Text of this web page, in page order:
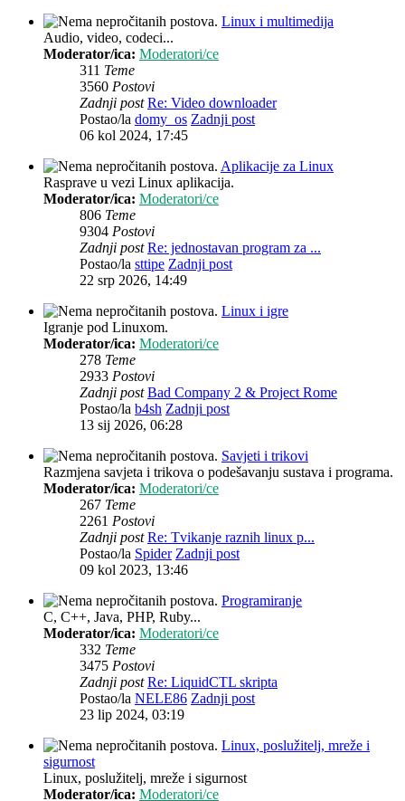
Linux i multimedija
Audio, video, codeci...
Moderator/ica: Moderatori/ce
311 Teme
3560 Postovi
Zadnji post Re: Video downloader
Postao/la domy_os Zadnji post
06 kol 2024, 17:45
Aplikacije za Linux
Rasprave u vezi Linux aplikacija.
Moderator/ica: Moderatori/ce
806 Teme
9304 Postovi
Zadnji post Re: jednostavan program za ...
Postao/la sttipe Zadnji post
22 srp 2026, 14:49
Linux i igre
Igranje pod Linuxom.
Moderator/ica: Moderatori/ce
278 Teme
2933 Postovi
Zadnji post Bad Company 2 & Project Rome
Postao/la b4sh Zadnji post
13 sij 2026, 06:28
Savjeti i trikovi
Razmjena savjeta i trikova o podešavanju sustava i programa.
Moderator/ica: Moderatori/ce
267 Teme
2261 Postovi
Zadnji post Re: Tvikanje raznih linux p...
Postao/la Spider Zadnji post
09 kol 2023, 13:46
Programiranje
C, C++, Java, PHP, Ruby...
Moderator/ica: Moderatori/ce
332 Teme
3475 Postovi
Zadnji post Re: LiquidCTL skripta
Postao/la NELE86 Zadnji post
23 lip 2024, 03:19
Linux, poslužitelj, mreže i
sigurnost
Linux, poslužitelj, mreže i sigurnost
Moderator/ica: Moderatori/ce